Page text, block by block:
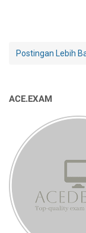
Postingan Lebih
ACE.EXAM